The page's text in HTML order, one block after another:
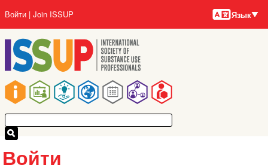
основному
содержанию
Main
navigation
User
account
menu
Войти Join ISSUP Языки
Язык
Войти